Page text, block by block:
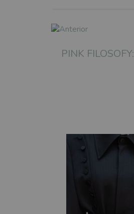
PINK